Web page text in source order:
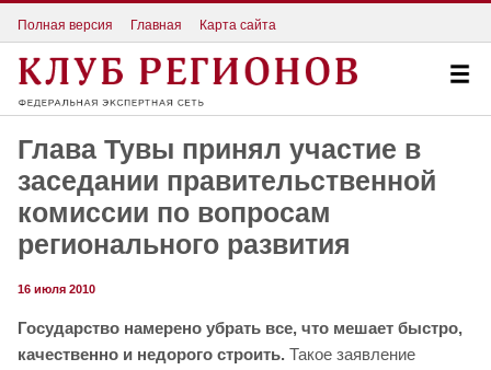
Полная версия Главная Карта сайта
Глава Тувы принял участие в
заседании правительственной
комиссии по вопросам
регионального развития
16 июля 2010
Государство намерено убрать все, что мешает быстро,
качественно и недорого строить. Такое заявление